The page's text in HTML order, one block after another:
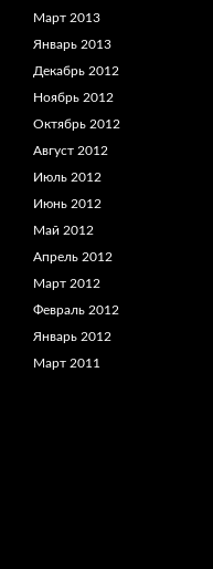
Март 2013
Январь 2013
Декабрь 2012
Ноябрь 2012
Октябрь 2012
Август 2012
Июль 2012
Июнь 2012
Май 2012
Апрель 2012
Март 2012
Февраль 2012
Январь 2012
Март 2011